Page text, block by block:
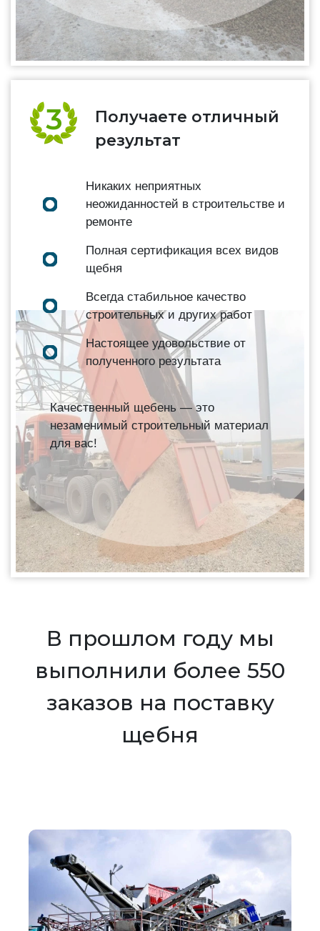
Получаете отличный
результат
Никаких неприятных
неожиданностей в строительстве и
ремонте
Полная сертификация всех видов
щебня
Всегда стабильное качество
строительных и других работ
Настоящее удовольствие от
полученного результата
Качественный щебень — это
незаменимый строительный материал
для вас!
В прошлом году мы
выполнили более 550
заказов на поставку
щебня